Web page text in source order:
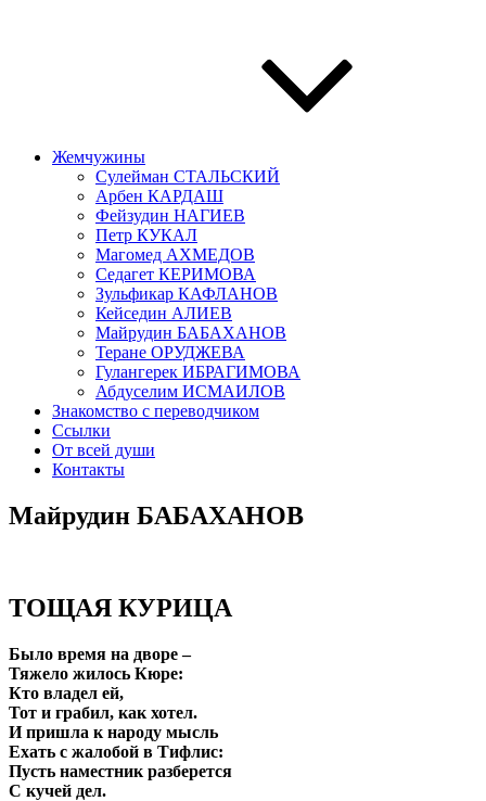
Жемчужины
Сулейман СТАЛЬСКИЙ
Арбен КАРДАШ
Фейзудин НАГИЕВ
Петр КУКАЛ
Магомед АХМЕДОВ
Седагет КЕРИМОВА
Зульфикар КАФЛАНОВ
Кейседин АЛИЕВ
Майрудин БАБАХАНОВ
Теране ОРУДЖЕВА
Гулангерек ИБРАГИМОВА
Абдуселим ИСМАИЛОВ
Знакомство с переводчиком
Ссылки
От всей души
Контакты
Майрудин БАБАХАНОВ
ТОЩАЯ КУРИЦА
Было время на дворе –
Тяжело жилось Кюре:
Кто владел ей,
Тот и грабил, как хотел.
И пришла к народу мысль
Ехать с жалобой в Тифлис:
Пусть наместник разберется
С кучей дел.